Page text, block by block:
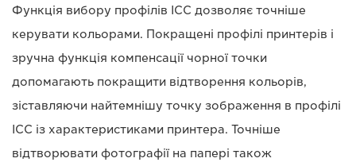
Функція вибору профілів ICC дозволяє точніше
керувати кольорами. Покращені профілі принтерів і
зручна функція компенсації чорної точки
допомагають покращити відтворення кольорів,
зіставляючи найтемнішу точку зображення в профілі
ICC із характеристиками принтера. Точніше
відтворювати фотографії на папері також